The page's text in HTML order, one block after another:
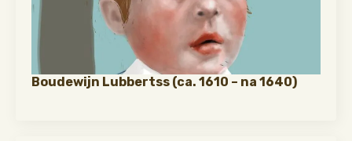
Boudewijn Lubbertss (ca. 1610 – na 1640)